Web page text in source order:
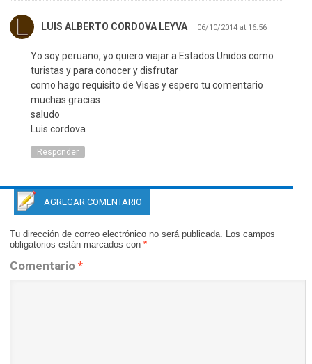
LUIS ALBERTO CORDOVA LEYVA 06/10/2014 at 16:56
Yo soy peruano, yo quiero viajar a Estados Unidos como
turistas y para conocer y disfrutar
como hago requisito de Visas y espero tu comentario
muchas gracias
saludo
Luis cordova
Responder
AGREGAR COMENTARIO
Tu dirección de correo electrónico no será publicada. Los campos
obligatorios están marcados con *
Comentario *